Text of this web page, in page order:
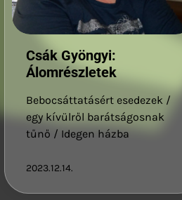
Csák Gyöngyi:
Álomrészletek
Bebocsáttatásért esedezek /
egy kívülről barátságosnak
tűnő / Idegen házba
2023.12.14.